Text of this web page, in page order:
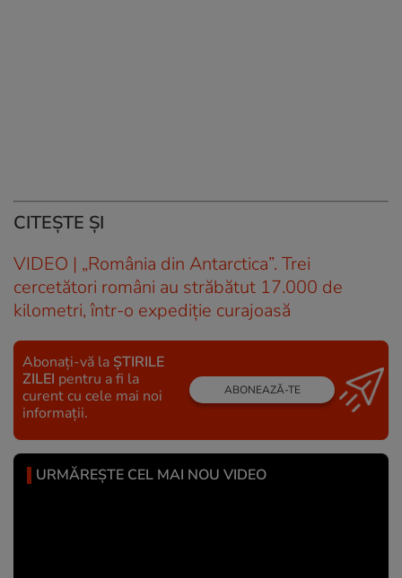
CITEŞTE ŞI
VIDEO | „România din Antarctica”. Trei
cercetători români au străbătut 17.000 de
kilometri, într-o expediție curajoasă
Abonați-vă la ȘTIRILE
ZILEI pentru a fi la
curent cu cele mai noi
informații.
ABONEAZĂ-TE
URMĂREȘTE CEL MAI NOU VIDEO